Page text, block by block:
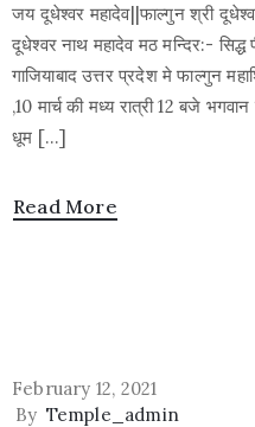
जय दूधेश्वर महादेव||फाल्गुन श्री
दूधेश्वर नाथ महादेव मठ मन्दिर:- सिद्ध
गाजियाबाद उत्तर प्रदेश मे फाल्गुन
,10 मार्च की मध्य रात्री 12 बजे
धूम […]
Read More
February 12, 2021
By Temple_admin